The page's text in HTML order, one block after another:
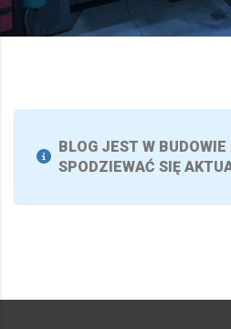
BLOG JEST W
SPODZIEWAĆ SIĘ